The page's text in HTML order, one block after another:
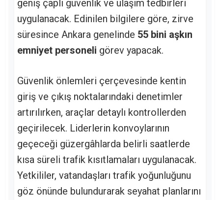
geniş çaplı güvenlik ve ulaşım tedbirleri
uygulanacak. Edinilen bilgilere göre, zirve
süresince Ankara genelinde 55 bini aşkın
emniyet personeli görev yapacak.
Güvenlik önlemleri çerçevesinde kentin
giriş ve çıkış noktalarındaki denetimler
artırılırken, araçlar detaylı kontrollerden
geçirilecek. Liderlerin konvoylarının
geçeceği güzergâhlarda belirli saatlerde
kısa süreli trafik kısıtlamaları uygulanacak.
Yetkililer, vatandaşları trafik yoğunluğunu
göz önünde bulundurarak seyahat planlarını